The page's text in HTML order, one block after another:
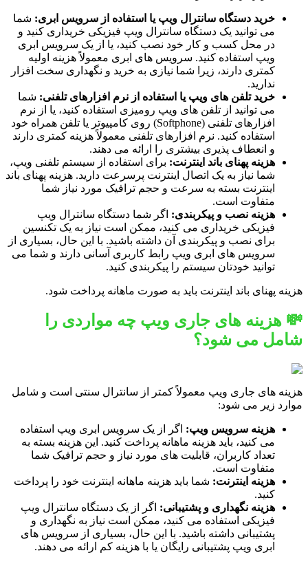
خرید دستگاه سانترال ویپ یا استفاده از سرویس ابری: شما
می توانید یک دستگاه سانترال ویپ فیزیکی خریداری کنید و
در محل کسب و کار خود نصب کنید، یا از یک سرویس ابری
ویپ استفاده کنید. سرویس های ابری معمولاً هزینه اولیه
کمتری دارند، زیرا شما نیازی به خرید و نگهداری سخت افزار
ندارید.
خرید تلفن های ویپ یا استفاده از نرم افزارهای تلفنی: شما
می توانید از تلفن های ویپ رومیزی استفاده کنید، یا از نرم
افزارهای تلفنی (Softphone) روی کامپیوتر یا تلفن همراه خود
استفاده کنید. نرم افزارهای تلفنی معمولاً هزینه کمتری دارند
و انعطاف پذیری بیشتری را ارائه می دهند.
هزینه پهنای باند اینترنت: برای استفاده از سیستم تلفنی ویپ،
شما نیاز به یک اتصال اینترنت پرسرعت دارید. هزینه پهنای باند
اینترنت بسته به سرعت و حجم ترافیک مورد نیاز شما
متفاوت است.
هزینه نصب و پیکربندی: اگر شما دستگاه سانترال ویپ
فیزیکی خریداری می کنید، ممکن است نیاز به یک تکنسین
برای نصب و پیکربندی آن داشته باشید. با این حال، بسیاری از
سرویس های ابری ویپ رابط کاربری آسانی دارند و شما می
توانید خودتان سیستم را پیکربندی کنید.
هزینه پهنای باند اینترنت باید به صورت ماهانه پرداخت شود.
💸 هزینه های جاری ویپ چه مواردی را
شامل می شود؟
هزینه های جاری ویپ معمولاً کمتر از سانترال سنتی است و شامل
موارد زیر می شود:
هزینه سرویس ویپ: اگر از یک سرویس ابری ویپ استفاده
می کنید، باید هزینه ماهانه پرداخت کنید. این هزینه بسته به
تعداد کاربران، قابلیت های مورد نیاز و حجم ترافیک شما
متفاوت است.
هزینه اینترنت: شما باید هزینه ماهانه اینترنت خود را پرداخت
کنید.
هزینه نگهداری و پشتیبانی: اگر از یک دستگاه سانترال ویپ
فیزیکی استفاده می کنید، ممکن است نیاز به نگهداری و
پشتیبانی داشته باشید. با این حال، بسیاری از سرویس های
ابری ویپ پشتیبانی رایگان یا با هزینه کم ارائه می دهند.